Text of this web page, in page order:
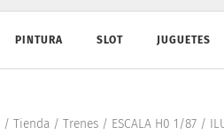
PINTURA SLOT JUGUETES
/ Tienda/ Trenes/ ESCALA H0 1/87/